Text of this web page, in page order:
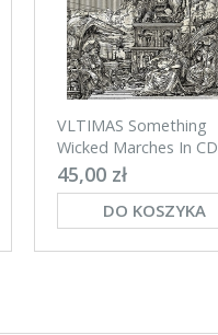
VLTIMAS Something
Wicked Marches In CD
45,00 zł
DO KOSZYKA